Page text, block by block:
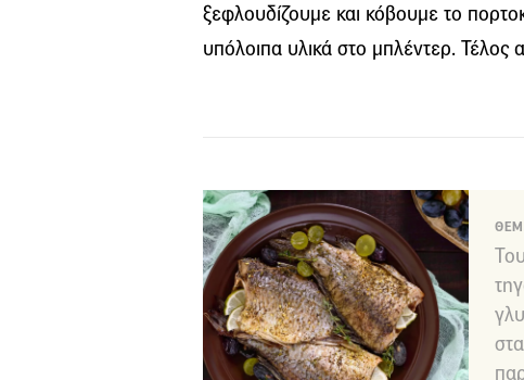
ξεφλουδίζουμε και κόβουμε το
υπόλοιπα υλικά στο μπλέντερ. Τέλος